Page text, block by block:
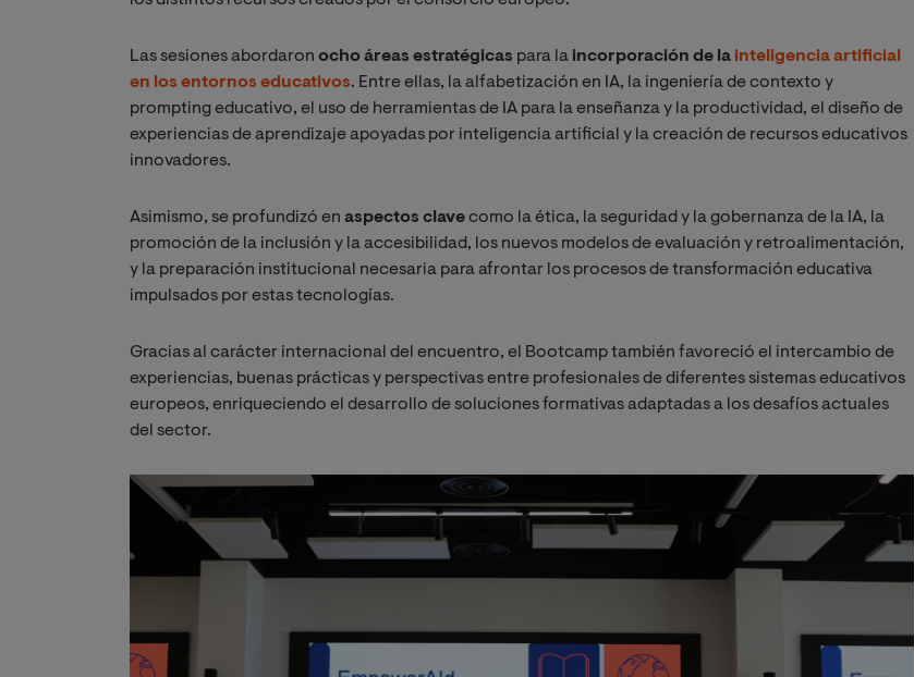
Las sesiones abordaron ocho áreas estratégicas para la incorporación de lainteligencia artificial
en los entornos educativos. Entre ellas, la alfabetización en IA, la ingeniería de contexto y
prompting educativo, el uso de herramientas de IA para la enseñanza y la productividad, el diseño de
experiencias de aprendizaje apoyadas por inteligencia artificial y la creación de recursos educativos
innovadores.
Asimismo, se profundizó en aspectos clavecomo la ética, la seguridad y la gobernanza de la IA, la
promoción de la inclusión y la accesibilidad, los nuevos modelos de evaluación y retroalimentación,
y la preparación institucional necesaria para afrontar los procesos de transformación educativa
impulsados por estas tecnologías.
Gracias al carácter internacional del encuentro, el Bootcamp también favoreció el intercambio de
experiencias, buenas prácticas y perspectivas entre profesionales de diferentes sistemas educativos
europeos, enriqueciendo el desarrollo de soluciones formativas adaptadas a los desafíos actuales
del sector.